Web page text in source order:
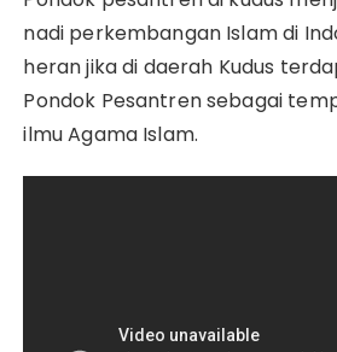
nadi perkembangan Islam di
heran jika di daerah Kudus
Pondok Pesantren sebagai
ilmu Agama Islam.